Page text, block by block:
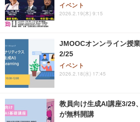
イベント
2026.2.19(木) 9:15
JMOOCオンンライン授
2/25
イベント
2026.2.18(水) 17:45
教員向け生成AI講座3/29
が無料開講